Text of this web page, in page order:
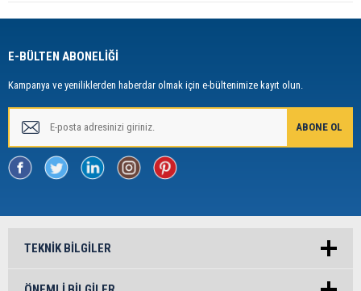
E-BÜLTEN ABONELİĞİ
Kampanya ve yeniliklerden haberdar olmak için e-bültenimize kayıt olun.
TEKNIK BILGILER